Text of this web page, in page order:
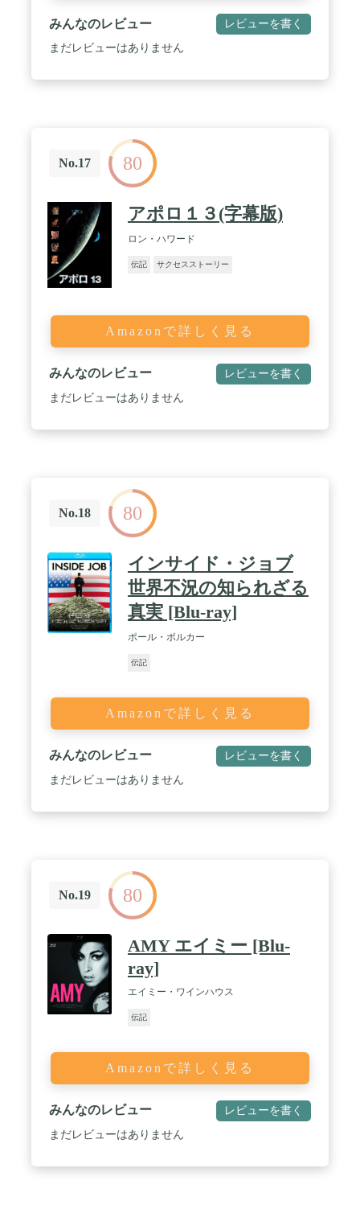
みんなのレビュー レビューを書く
まだレビューはありません
No.17 80
アポロ１３(字幕版)
ロン・ハワード
伝記 サクセスストーリー
Amazonで詳しく見る
みんなのレビュー レビューを書く
まだレビューはありません
No.18 80
インサイド・ジョブ
世界不況の知られざる
真実 [Blu-ray]
ポール・ボルカー
伝記
Amazonで詳しく見る
みんなのレビュー レビューを書く
まだレビューはありません
No.19 80
AMY エイミー [Blu-
ray]
エイミー・ワインハウス
伝記
Amazonで詳しく見る
みんなのレビュー レビューを書く
まだレビューはありません